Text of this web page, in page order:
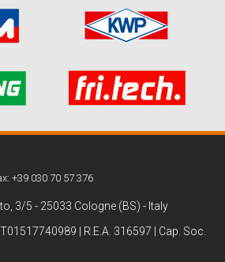
+39 030 70 57 376
3/5 - 25033 Cologne (BS) - Italy
| R.E.A. 316597 | Cap. Soc.